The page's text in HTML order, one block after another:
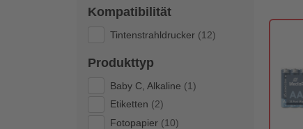
Kompatibilität
Tintenstrahldrucker (12)
Produkttyp
Baby C, Alkaline (1)
Etiketten (2)
Fotopapier (10)